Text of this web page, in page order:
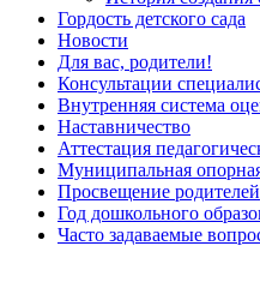
Гордость детского сада
Новости
Для вас, родители!
Консультации
Внутренняя система
Наставничество
Аттестация
Муниципальная
Просвещение родителей
Год дошкольного
Часто задаваемые